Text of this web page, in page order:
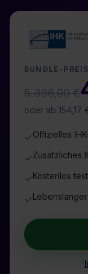
BUNDLE-PREIS
5.396,00€
oder ab 154,17
✓Offizielles
✓Zusätzliches
✓Kostenlos
✓